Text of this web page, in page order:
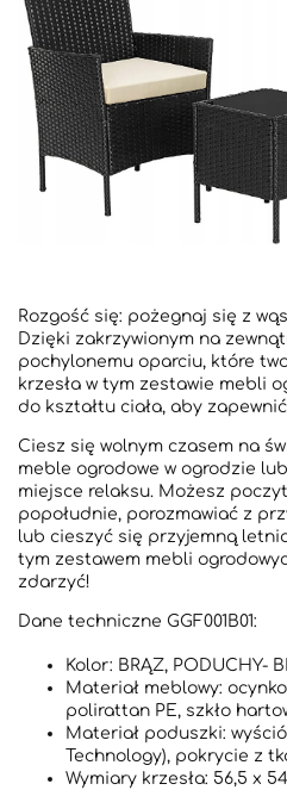
Rozgość się: pożegnaj się z
Dzięki zakrzywionym na
pochylonemu oparciu, które
krzesła w tym zestawie mebli
do kształtu ciała, aby
Ciesz się wolnym czasem na
meble ogrodowe w ogrodzie
miejsce relaksu. Możesz
popołudnie, porozmawiać z
lub cieszyć się przyjemną
tym zestawem mebli
zdarzyć!
Dane techniczne GGF001B01:
Kolor: BRĄZ, PODUCHY-
Materiał meblowy:
polirattan PE, szkło
Materiał poduszki:
Technology), pokrycie z
Wymiary krzesła: 56,5 x